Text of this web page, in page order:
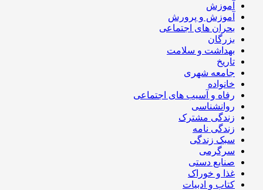
آموزش
آموزش و پرورش
بحران های اجتماعی
بزرگان
بهداشت و سلامت
تاریخ
جامعه شهری
خانواده
رفاه و آسیب های اجتماعی
روانشناسی
زندگی مشترک
زندگی نامه
سبک زندگی
سرگرمی
صنایع دستی
غذا و خوراک
کتاب و ادبیات